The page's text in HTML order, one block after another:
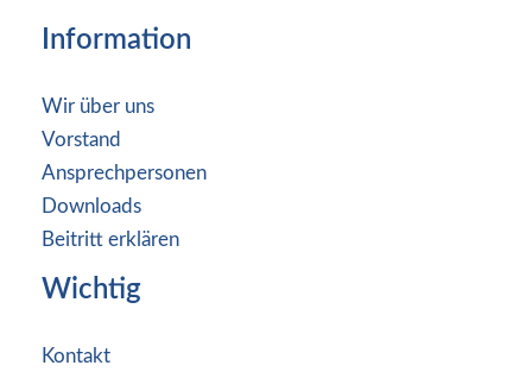
Information
Wir über uns
Vorstand
Ansprechpersonen
Downloads
Beitritt erklären
Wichtig
Kontakt